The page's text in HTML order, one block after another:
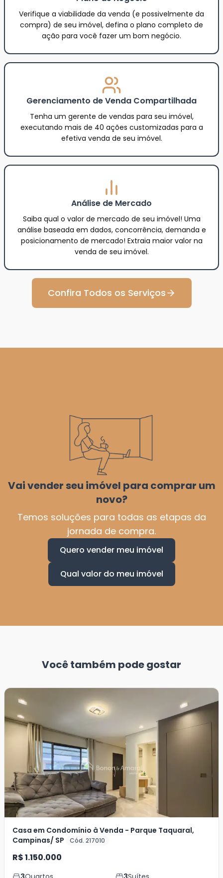
Verifique a viabilidade da venda (e possivelmente da
compra) de seu imóvel, defina o plano completo de
ação para você fazer um bom negócio.
Gerenciamento de Venda Compartilhada
Tenha um gerente de vendas para seu imóvel,
executando mais de 40 ações customizadas para a
efetiva venda de seu imóvel.
Análise de Mercado
Saiba qual o valor de mercado de seu imóvel! Uma
análise baseada em dados, concorrência, demanda e
posicionamento de mercado! Extraia maior valor na
venda de seu imóvel.
Confira Todos os Serviços
Vai vender seu imóvel para comprar um
novo?
Temos soluções para todas as etapas da
jornada de compra.
Quero vender meu imóvel
Qual valor do meu imóvel
Você também pode gostar
Casa em Condomínio à Venda - Parque Taquaral,
Campinas/ SP
Cód. 217010
R$ 1.150.000